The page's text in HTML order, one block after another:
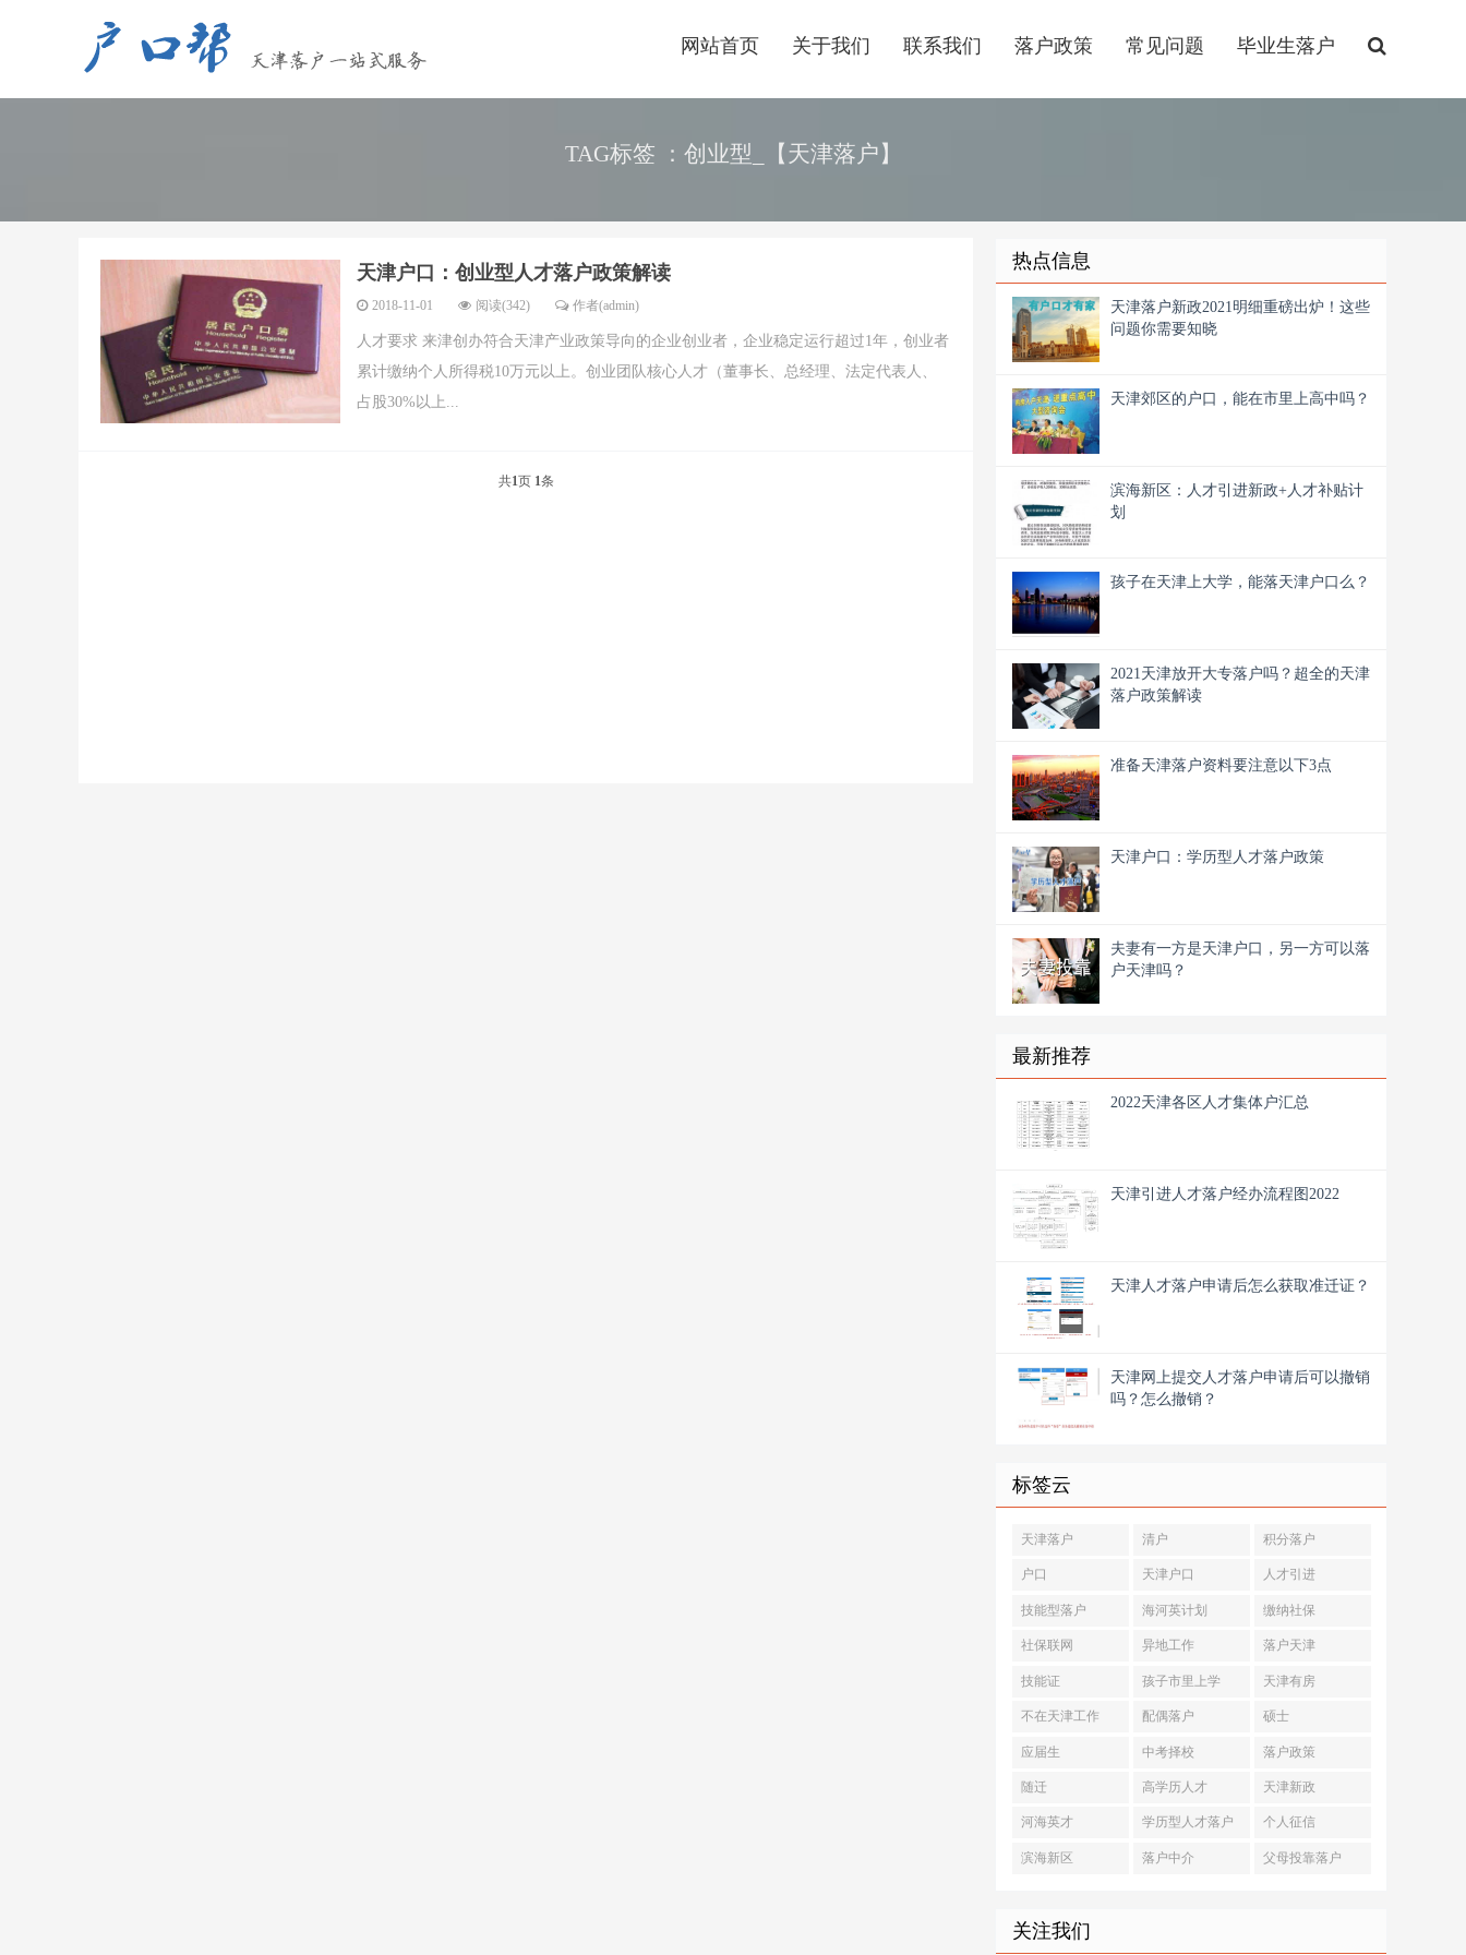
网站首页 关于我们 联系我们 落户政策 常见问题 毕业生落户
TAG标签 ：创业型_【天津落户】
天津户口：创业型人才落户政策解读
2018-11-01 阅读(342) 作者(admin)
人才要求 来津创办符合天津产业政策导向的企业创业者，企业稳定运行超过1年，创业者
累计缴纳个人所得税10万元以上。创业团队核心人才（董事长、总经理、法定代表人、
占股30%以上...
共1页 1条
热点信息
天津落户新政2021明细重磅出炉！这些
问题你需要知晓
天津郊区的户口，能在市里上高中吗？
滨海新区：人才引进新政+人才补贴计
划
孩子在天津上大学，能落天津户口么？
2021天津放开大专落户吗？超全的天津
落户政策解读
准备天津落户资料要注意以下3点
天津户口：学历型人才落户政策
夫妻有一方是天津户口，另一方可以落
户天津吗？
最新推荐
2022天津各区人才集体户汇总
天津引进人才落户经办流程图2022
天津人才落户申请后怎么获取准迁证？
天津网上提交人才落户申请后可以撤销
吗？怎么撤销？
标签云
天津落户 清户 积分落户
户口 天津户口 人才引进
技能型落户 海河英计划 缴纳社保
社保联网 异地工作 落户天津
技能证 孩子市里上学 天津有房
不在天津工作 配偶落户 硕士
应届生 中考择校 落户政策
随迁 高学历人才 天津新政
河海英才 学历型人才落户 个人征信
滨海新区 落户中介 父母投靠落户
关注我们